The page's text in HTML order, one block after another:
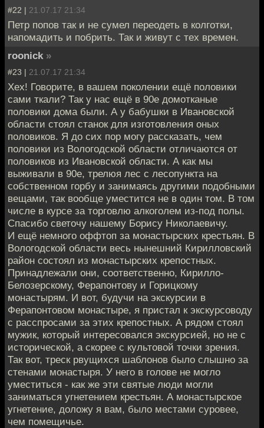
#22 | 21.07.17 21:34
Петр попов так и не сумел переодеть в колготки,
напомадить и побрить. Так и живут с тех времен.
roonick »
#23 | 21.07.17 21:34
Хех! Говорите, в вашем поколении ещё половики
сами ткали? Так у нас ещё в 90е домотканые
половики дома были. А у бабушки в Ивановской
области стоял станок для изготовления оных
половиков. Я до сих пор могу рассказать, чем
половики из Вологодской области отличаются от
половиков из Ивановской области. А как мы
выживали в 90е, трелюя лес с лесопункта на
собственном горбу и занимаясь другими подобными
вещами, так вообще уместится не в один том. В том
числе в курсе за торговлю алкоголем из-под полы.
Спасибо светочу нашему Борису Николаевичу.
И ещё немного оффтоп за монастырских крестьян. В
Вологодской области весь нынешний Кирилловский
район состоял из монастырских крепостных.
Принадлежали они, соответственно, Кирилло-
Белозерскому, Ферапонтову и Горицкому
монастырям. И вот, будучи на экскурсии в
Ферапонтовом монастыре, я пристал к экскурсоводу
с расспросами за этих крепостных. А рядом стоял
мужик, который интересовался экскурсией, но не с
исторической, а скорее с культовой точки зрения.
Так вот, треск рвущихся шаблонов было слышно за
стенами монастыря. У него в голове не могло
уместиться - как же эти святые люди могли
заниматься угнетением крестьян. А монастырское
угнетение, доложу я вам, было местами суровее,
чем помещичье.